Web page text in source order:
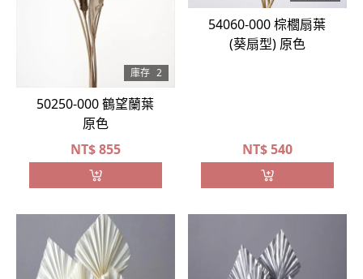
庫存 2
50250-000 鶴望蘭葉
原色
NT$855
54060-000 棕櫚扇葉
(葵扇型) 原色
NT$540